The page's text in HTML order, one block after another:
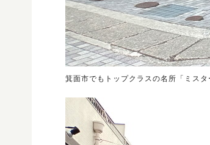
箕面市でもトップクラスの名所「ミス